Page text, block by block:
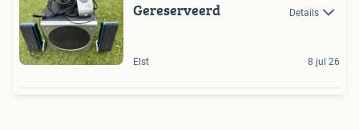
Gereserveerd Details
Elst 8 jul 26